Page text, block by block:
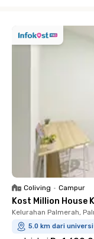
Coliving • Campur
Kost Million House
Kelurahan Palmerah,
5.0 km dari